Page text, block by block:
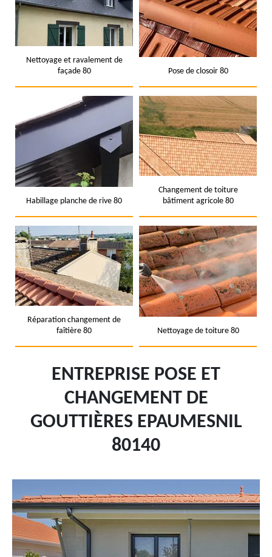
Nettoyage et ravalement de
façade 80
Pose de closoir 80
Habillage planche de rive 80
Changement de toiture
bâtiment agricole 80
Réparation changement de
faîtière 80
Nettoyage de toiture 80
ENTREPRISE POSE ET
CHANGEMENT DE
GOUTTIÈRES EPAUMESNIL
80140